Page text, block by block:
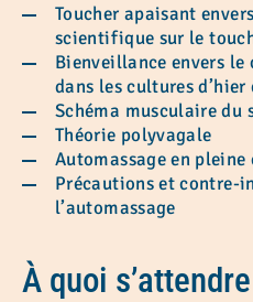
Toucher apaisant
scientifique sur le
Bienveillance envers
dans les cultures d’hier
Schéma musculaire du
Théorie polyvagale
Automassage en pleine
Précautions et contre-
l’automassage
À quoi s’attendre